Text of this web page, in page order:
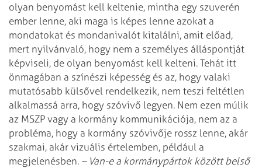
olyan benyomást kell keltenie, mintha egy szuverén
ember lenne, aki maga is képes lenne azokat a
mondatokat és mondanivalót kitalálni, amit előad,
mert nyilvánvaló, hogy nem a személyes álláspontját
képviseli, de olyan benyomást kell kelteni. Tehát itt
önmagában a színészi képesség és az, hogy valaki
mutatósabb külsővel rendelkezik, nem teszi feltétlen
alkalmassá arra, hogy szóvivő legyen. Nem ezen múlik
az MSZP vagy a kormány kommunikációja, nem az a
probléma, hogy a kormány szóvivője rossz lenne, akár
szakmai, akár vizuális értelemben, például a
megjelenésben. – Van-e a kormánypártok között belső